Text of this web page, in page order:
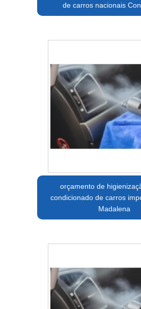
de carros nacionais
orçamento de
condicionado de carros
Madalena